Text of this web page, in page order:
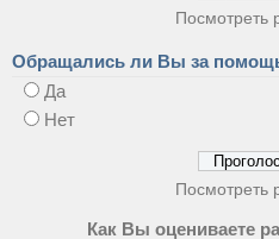
Посмотреть
Обращались ли Вы за
Да
Нет
Посмотреть
Как Вы оцениваете